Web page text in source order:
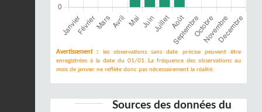
Avertissement :
les observations sans date précise peuvent être
enregistrées à la date du 01/01. La fréquence des observations au
mois de janvier ne reflète donc pas nécessairement la réalité.
Sources des données du